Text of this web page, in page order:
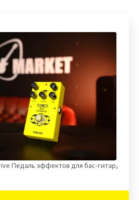
Педаль эффектов для бас-гитар,